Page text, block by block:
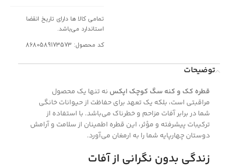
تمامی کالا ها دارای تاریخ انقضا
استاندارد می‌باشد.
کد محصول: 8680589173573
توضیحات
قطره کک و کنه سگ کوچک اپکس نه تنها یک محصول
مراقبتی است، بلکه یک تعهد برای حفاظت از حیوانات خانگی
شما در برابر آفات مزاحم و خطرناک می‌باشد. با استفاده از
ترکیبات پیشرفته و مؤثر، این قطره اطمینان از سلامت و آرامش
دوستان چهارپایه شما را به ارمغان می‌آورد.
زندگی بدون نگرانی از آفات